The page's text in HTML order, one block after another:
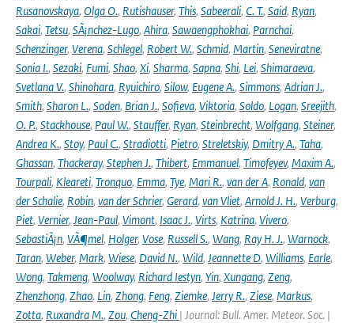
Rusanovskaya, Olga O., Rutishauser, This, Sabeerali, C. T., Said, Ryan,
Sakai, Tetsu, SÃ¡nchez-Lugo, Ahira, Sawaengphokhai, Parnchai,
Schenzinger, Verena, Schlegel, Robert W., Schmid, Martin, Seneviratne,
Sonia I., Sezaki, Fumi, Shao, Xi, Sharma, Sapna, Shi, Lei, Shimaraeva,
Svetlana V., Shinohara, Ryuichiro, Silow, Eugene A., Simmons, Adrian J.,
Smith, Sharon L., Soden, Brian J., Sofieva, Viktoria, Soldo, Logan, Sreejith,
O. P., Stackhouse, Paul W., Stauffer, Ryan, Steinbrecht, Wolfgang, Steiner,
Andrea K., Stoy, Paul C., Stradiotti, Pietro, Streletskiy, Dmitry A., Taha,
Ghassan, Thackeray, Stephen J., Thibert, Emmanuel, Timofeyev, Maxim A.,
Tourpali, Kleareti, Tronquo, Emma, Tye, Mari R., van der A, Ronald, van
der Schalie, Robin, van der Schrier, Gerard, van Vliet, Arnold J. H., Verburg,
Piet, Vernier, Jean-Paul, Vimont, Isaac J., Virts, Katrina, Vivero,
SebastiÃ¡n, VÃ¶mel, Holger, Vose, Russell S., Wang, Ray H. J., Warnock,
Taran, Weber, Mark, Wiese, David N., Wild, Jeannette D, Williams, Earle,
Wong, Takmeng, Woolway, Richard Iestyn, Yin, Xungang, Zeng,
Zhenzhong, Zhao, Lin, Zhong, Feng, Ziemke, Jerry R., Ziese, Markus,
Zotta, Ruxandra M., Zou, Cheng-Zhi | Journal: Bull. Amer. Meteor. Soc. |